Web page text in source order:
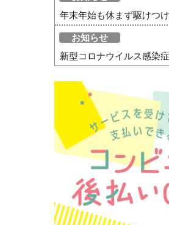
年末年始も休まず駆けつけ
お知らせ
新型コロナウイルス感染